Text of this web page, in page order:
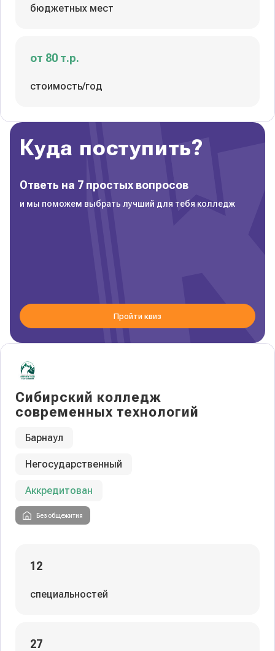
бюджетных мест
от 80 т.р.
стоимость/год
Сибирский колледж
современных технологий
Барнаул
Негосударственный
Аккредитован
Без общежития
12
специальностей
27
Куда поступить?
Ответь на 7 простых вопросов
и мы поможем выбрать лучший для тебя колледж
Пройти квиз